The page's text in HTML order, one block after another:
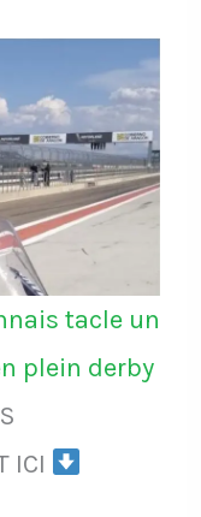
tacle un
plein derby
ICI